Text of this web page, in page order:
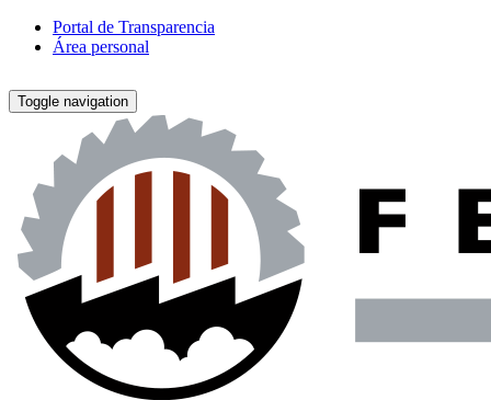
Portal de Transparencia
Área personal
Toggle navigation